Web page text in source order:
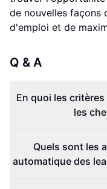
de nouvelles façons
d'emploi et de
Q & A
En quoi les
les
Quels sont les
automatique des